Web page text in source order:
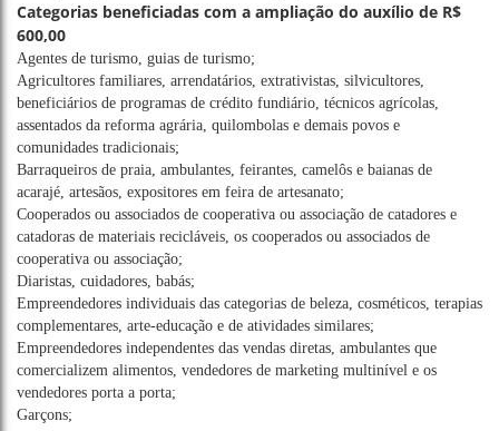
Categorias beneficiadas com a ampliação do auxílio de R$
600,00
Agentes de turismo, guias de turismo;
Agricultores familiares, arrendatários, extrativistas, silvicultores,
beneficiários de programas de crédito fundiário, técnicos agrícolas,
assentados da reforma agrária, quilombolas e demais povos e
comunidades tradicionais;
Barraqueiros de praia, ambulantes, feirantes, camelôs e baianas de
acarajé, artesãos, expositores em feira de artesanato;
Cooperados ou associados de cooperativa ou associação de catadores e
catadoras de materiais recicláveis, os cooperados ou associados de
cooperativa ou associação;
Diaristas, cuidadores, babás;
Empreendedores individuais das categorias de beleza, cosméticos, terapias
complementares, arte-educação e de atividades similares;
Empreendedores independentes das vendas diretas, ambulantes que
comercializem alimentos, vendedores de marketing multinível e os
vendedores porta a porta;
Garçons;